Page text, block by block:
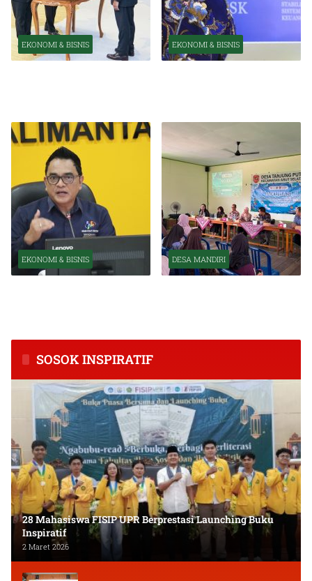
EKONOMI & BISNIS EKONOMI & BISNIS
EKONOMI & BISNIS DESA MANDIRI
SOSOK INSPIRATIF
28 Mahasiswa FISIP UPR Berprestasi Launching Buku
Inspiratif
2 Maret 2026